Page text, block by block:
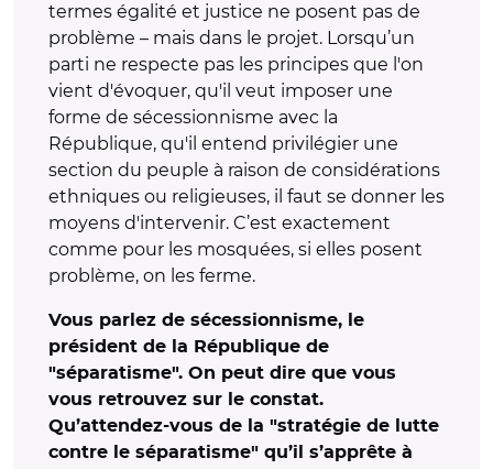
termes égalité et justice ne posent pas de
problème – mais dans le projet. Lorsqu’un
parti ne respecte pas les principes que l'on
vient d'évoquer, qu'il veut imposer une
forme de sécessionnisme avec la
République, qu'il entend privilégier une
section du peuple à raison de considérations
ethniques ou religieuses, il faut se donner les
moyens d'intervenir. C’est exactement
comme pour les mosquées, si elles posent
problème, on les ferme.
Vous parlez de sécessionnisme, le
président de la République de
"séparatisme". On peut dire que vous
vous retrouvez sur le constat.
Qu’attendez-vous de la "stratégie de lutte
contre le séparatisme" qu’il s’apprête à